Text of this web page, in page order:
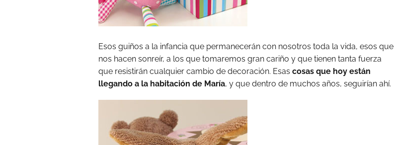
Esos guiños a la infancia que permanecerán con nosotros toda la vida, esos que
nos hacen sonreír, a los que tomaremos gran cariño y que tienen tanta fuerza
que resistirán cualquier cambio de decoración. Esas cosas que hoy están
llegando a la habitación de María, y que dentro de muchos años, seguirían ahí.